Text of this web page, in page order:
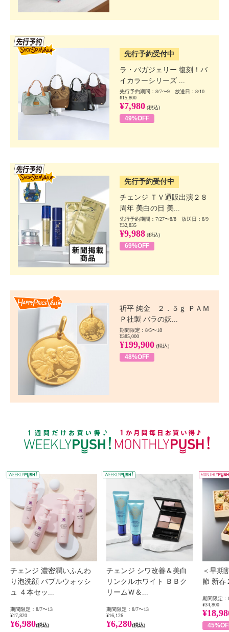
先行予約受付中
ラ・バガジェリー 復刻！バ
イカラーシリーズ ...
先行予約期間：8/7〜9 放送日：8/10
¥15,800
¥7,980 (税込)
49%OFF
先行予約受付中
チェンジ ＴＶ通販出演２８
周年 美白の日 美...
先行予約期間：7/27〜8/8 放送日：8/9
¥32,835
¥9,988 (税込)
69%OFF
祈平 純金 ２．５ｇ ＰＡＭ
Ｐ社製 バラの妖...
期間限定：8/5〜18
¥385,000
¥199,900 (税込)
48%OFF
WEEKLY PUSH
チェンジ 濃密潤いふんわ
り泡洗顔 バブルウォッシ
ュ ４本セッ...
期間限定：8/7〜13
¥17,820
¥6,980(税込)
チェンジ シワ改善＆美白
リンクルホワイト ＢＢク
リームＷ＆...
期間限定：8/7〜13
¥16,126
¥6,280(税込)
＜早期
節 新春
期間限定：
¥34,800